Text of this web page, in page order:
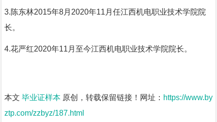
3.陈东林2015年8月2020年11月任江西机电职业技术学院院
长。
4.花严红2020年11月至今江西机电职业技术学院院长。
本文 毕业证样本原创，转载保留链接！网址： https://www.by
ztp.com/zzbyz/187.html